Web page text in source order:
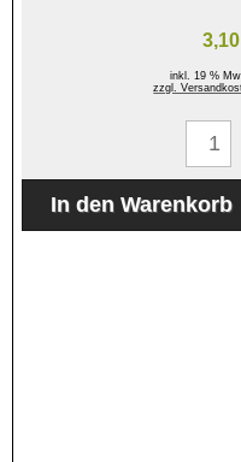
inkl. 19 %
zzgl.